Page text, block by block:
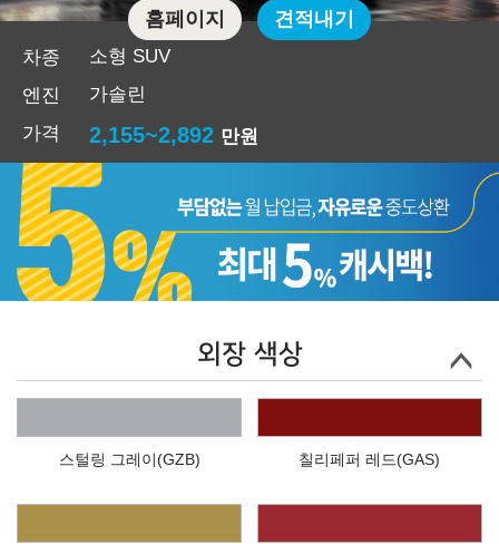
차종
소형 SUV
엔진
가솔린
가격
2,155~2,892 만원
홈페이지 견적내기
외장 색상
스털링 그레이(GZB) 칠리페퍼 레드(GAS)